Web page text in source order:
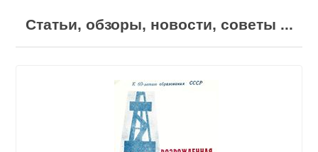
Статьи, обзоры, новости, советы ...